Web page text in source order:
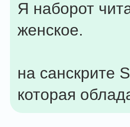
Я наборот
женское.
на санскрите
которая